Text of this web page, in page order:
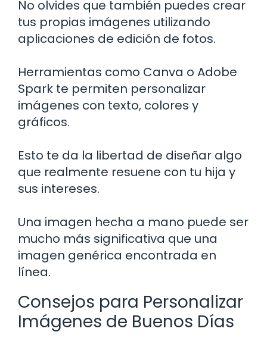
No olvides que también puedes crear
tus propias imágenes utilizando
aplicaciones de edición de fotos.
Herramientas como Canva o Adobe
Spark te permiten personalizar
imágenes con texto, colores y
gráficos.
Esto te da la libertad de diseñar algo
que realmente resuene con tu hija y
sus intereses.
Una imagen hecha a mano puede ser
mucho más significativa que una
imagen genérica encontrada en
línea.
Consejos para Personalizar
Imágenes de Buenos Días